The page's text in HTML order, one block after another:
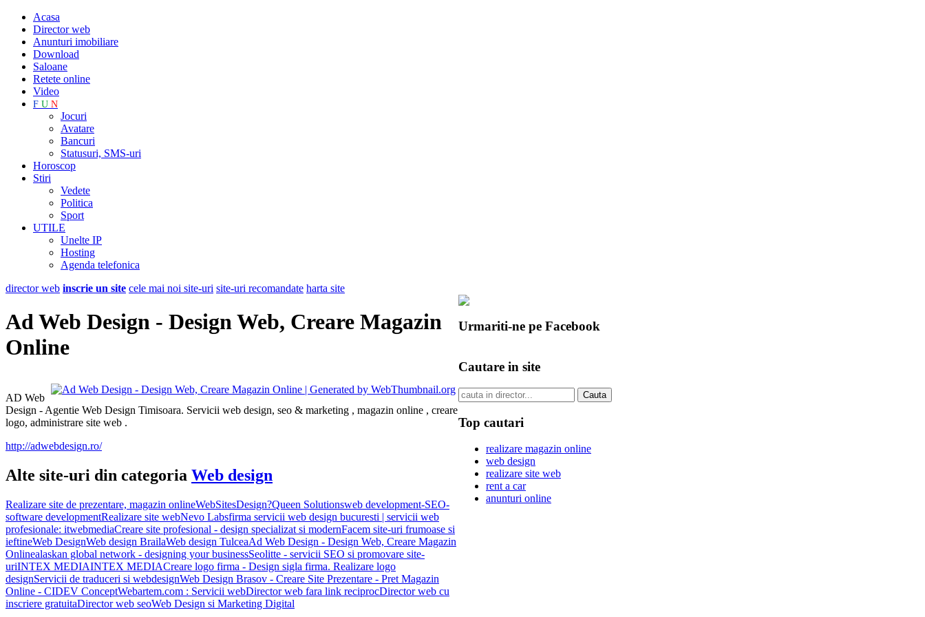
Acasa
Director web
Anunturi imobiliare
Download
Saloane
Retete online
Video
F U N
Jocuri
Avatare
Bancuri
Statusuri, SMS-uri
Horoscop
Stiri
Vedete
Politica
Sport
UTILE
Unelte IP
Hosting
Agenda telefonica
director web inscrie un site cele mai noi site-uri site-uri recomandate harta site
Ad Web Design - Design Web, Creare Magazin
Online
AD Web
Design - Agentie Web Design Timisoara. Servicii web design, seo & marketing , magazin online , creare
logo, administrare site web .
http://adwebdesign.ro/
Alte site-uri din categoria Web design
Realizare site de prezentare, magazin onlineWebSitesDesign?Queen Solutionsweb development-SEO-
software developmentRealizare site webNevo Labsfirma servicii web design bucuresti | servicii web
profesionale: itwebmediaCreare site profesional - design specializat si modernFacem site-uri frumoase si
ieftineWeb DesignWeb design BrailaWeb design TulceaAd Web Design - Design Web, Creare Magazin
Onlinealaskan global network - designing your businessSeolitte - servicii SEO si promovare site-
uriINTEX MEDIAINTEX MEDIACreare logo firma - Design sigla firma. Realizare logo
designServicii de traduceri si webdesignWeb Design Brasov - Creare Site Prezentare - Pret Magazin
Online - CIDEV ConceptWebartem.com : Servicii webDirector web fara link reciprocDirector web cu
inscriere gratuitaDirector web seoWeb Design si Marketing Digital
Urmariti-ne pe Facebook
Cautare in site
Top cautari
realizare magazin online
web design
realizare site web
rent a car
anunturi online